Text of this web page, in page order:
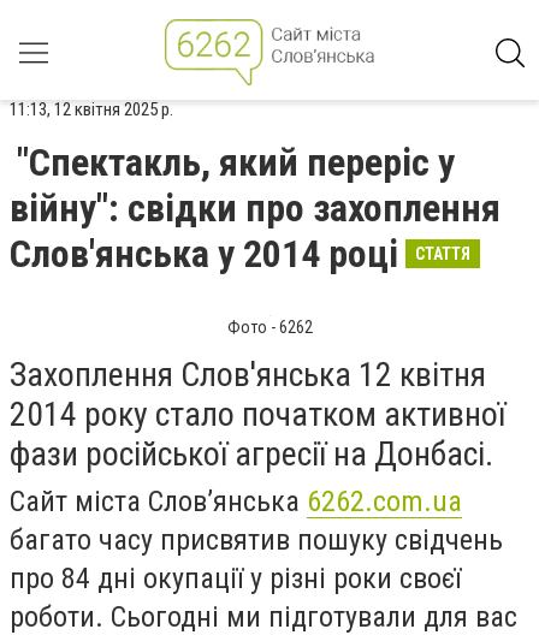
11:13, 12 квітня 2025 р.
"Спектакль, який переріс у
війну": свідки про захоплення
Слов'янська у 2014 році
СТАТТЯ
Фото - 6262
Захоплення Слов'янська 12 квітня
2014 року стало початком активної
фази російської агресії на Донбасі.
Сайт міста Слов’янська 6262.com.ua
багато часу присвятив пошуку свідчень
про 84 дні окупації у різні роки своєї
роботи. Сьогодні ми підготували для вас